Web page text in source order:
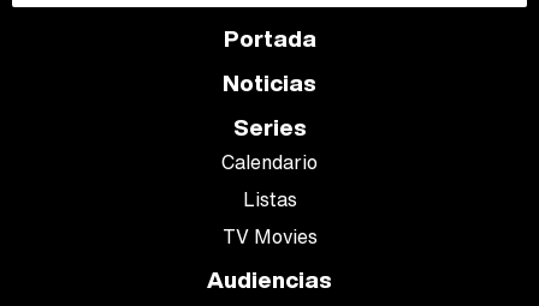
Portada
Noticias
Series
Calendario
Listas
TV Movies
Audiencias